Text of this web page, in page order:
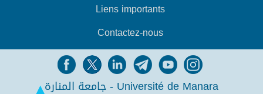
Liens importants
Contactez-nous
جامعة المنارة - Université de Manara